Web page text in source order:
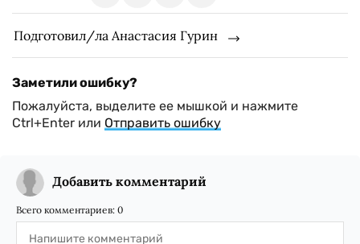
Подготовил/ла Анастасия Гурин
Заметили ошибку?
Пожалуйста, выделите ее мышкой и нажмите
Ctrl+Enter или Отправить ошибку
Добавить комментарий
Всего комментариев: 0